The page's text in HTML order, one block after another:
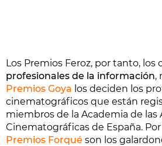
Los Premios Feroz, por tanto, los
profesionales de la información,
Premios Goya los deciden los
cinematográficos que están
miembros de la Academia de las
Cinematográficas de España.
Premios Forqué son los